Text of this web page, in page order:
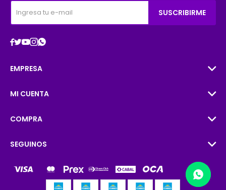
SUSCRIBIRME

EMPRESA
MI CUENTA
COMPRA
SEGUINOS